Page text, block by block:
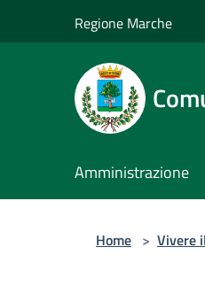
Regione Marche
Amministrazione
Home > Vivere